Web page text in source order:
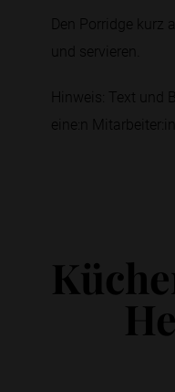
Den Porridge kurz
und servieren.
Hinweis: Text und
eine:n